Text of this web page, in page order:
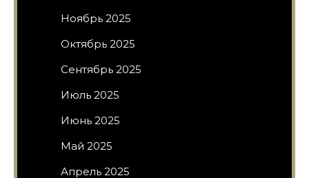
Ноябрь 2025
Октябрь 2025
Сентябрь 2025
Июль 2025
Июнь 2025
Май 2025
Апрель 2025